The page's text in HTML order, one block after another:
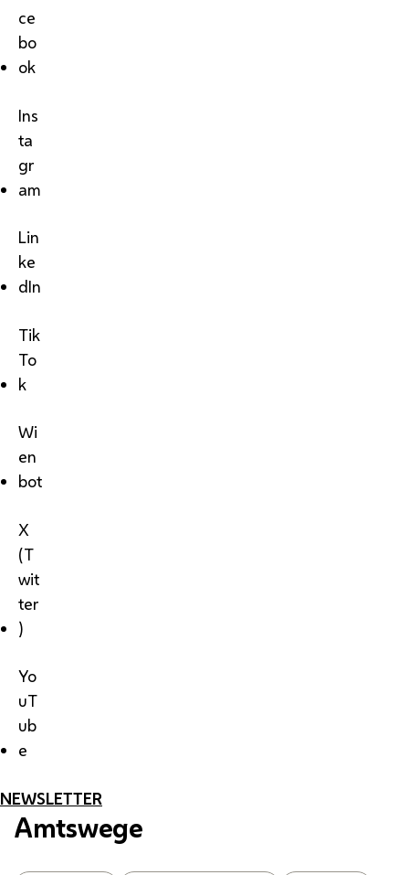
ce
bo
ok
Ins
ta
gr
am
Lin
ke
dIn
Tik
To
k
Wi
en
bot
X
(T
wit
ter
)
Yo
uT
ub
e
NEWSLETTER
Amtswege